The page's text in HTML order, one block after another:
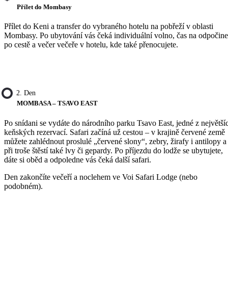
Přílet do Mombasy
Přílet do Keni a transfer do vybraného hotelu na pobřeží v oblasti
Mombasy. Po ubytování vás čeká individuální volno, čas na
po cestě a večer večeře v hotelu, kde také přenocujete.
2. Den
MOMBASA – TSAVO EAST
Po snídani se vydáte do národního parku Tsavo East, jedné z
keňských rezervací. Safari začíná už cestou – v krajině červené země
můžete zahlédnout proslulé „červené slony“, zebry, žirafy i antilopy a
při troše štěstí také lvy či gepardy. Po příjezdu do lodže se ubytujete,
dáte si oběd a odpoledne vás čeká další safari.
Den zakončíte večeří a noclehem ve Voi Safari Lodge (nebo
podobném).